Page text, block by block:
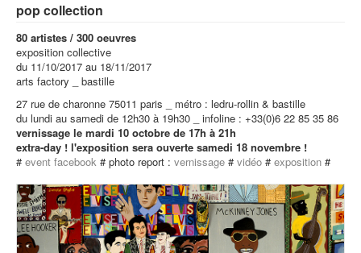
pop collection
80 artistes / 300 oeuvres
exposition collective
du 11/10/2017 au 18/11/2017
arts factory _ bastille
27 rue de charonne 75011 paris _ métro : ledru-rollin & bastille
du lundi au samedi de 12h30 à 19h30 _ infoline : +33(0)6 22 85 35 86
vernissage le mardi 10 octobre de 17h à 21h
extra-day ! l'exposition sera ouverte samedi 18 novembre !
# event facebook # photo report : vernissage # vidéo # exposition #